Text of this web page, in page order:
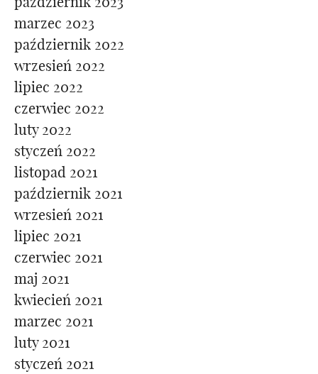
marzec 2023
październik 2022
wrzesień 2022
lipiec 2022
czerwiec 2022
luty 2022
styczeń 2022
listopad 2021
październik 2021
wrzesień 2021
lipiec 2021
czerwiec 2021
maj 2021
kwiecień 2021
marzec 2021
luty 2021
styczeń 2021